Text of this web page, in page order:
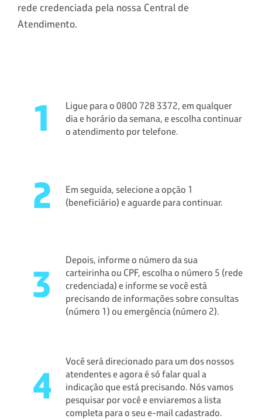
rede credenciada pela nossa Central de
Atendimento.
Ligue para o 0800 728 3372, em qualquer
dia e horário da semana, e escolha continuar
o atendimento por telefone.
Em seguida, selecione a opção 1
(beneficiário) e aguarde para continuar.
Depois, informe o número da sua
carteirinha ou CPF, escolha o número 5 (rede
credenciada) e informe se você está
precisando de informações sobre consultas
(número 1) ou emergência (número 2).
Você será direcionado para um dos nossos
atendentes e agora é só falar qual a
indicação que está precisando. Nós vamos
pesquisar por você e enviaremos a lista
completa para o seu e-mail cadastrado.